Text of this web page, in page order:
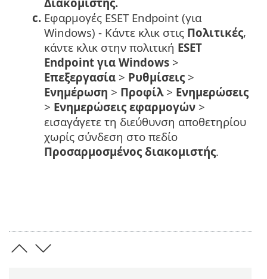
c. Εφαρμογές ESET Endpoint (για
Windows) - Κάντε κλικ στις Πολιτικές,
κάντε κλικ στην πολιτική ESET
Endpoint για Windows >
Επεξεργασία > Ρυθμίσεις >
Ενημέρωση > Προφίλ> Ενημερώσεις
> Ενημερώσεις εφαρμογών >
εισαγάγετε τη διεύθυνση αποθετηρίου
χωρίς σύνδεση στο πεδίο
Προσαρμοσμένος διακομιστής.